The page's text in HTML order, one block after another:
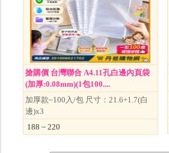
搶購價 台灣聯合 A4.11孔白邊內頁袋
(加厚:0.08mm)(1包100....
加厚款~100入/包 尺寸：21.6+1.7(白
邊)x3
188 ~ 220